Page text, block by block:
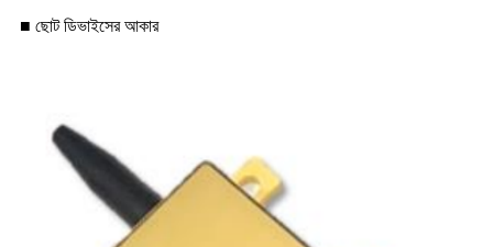
■ ছোট ডিভাইসের আকার